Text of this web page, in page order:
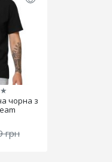
★
чорна з
грн